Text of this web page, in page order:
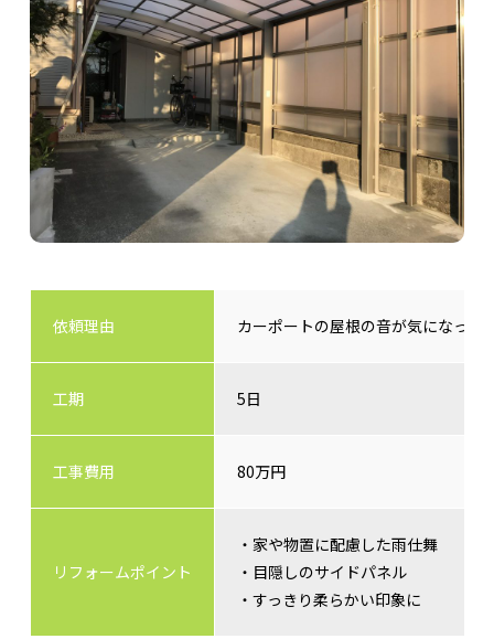
依頼理由 カーポートの屋根の音が気になった
工期 5日
工事費用 80万円
リフォームポイント
・家や物置に配慮した雨仕舞
・目隠しのサイドパネル
・すっきり柔らかい印象に